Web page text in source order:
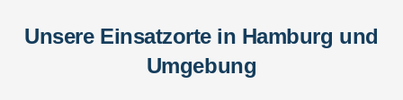
Unsere Einsatzorte in Hamburg und
Umgebung